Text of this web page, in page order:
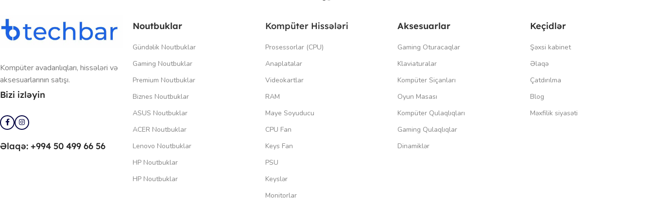
Kompüter avadanlıqları, hissələri və
aksesuarlarının satışı.
Bizi izləyin
Əlaqə: +994 50 499 66 56
Noutbuklar
Gündəlik Noutbuklar
Gaming Noutbuklar
Premium Noutbuklar
Biznes Noutbuklar
ASUS Noutbuklar
ACER Noutbuklar
Lenovo Noutbuklar
HP Noutbuklar
HP Noutbuklar
Kompüter Hissələri
Prosessorlar (CPU)
Anaplatalar
Videokartlar
RAM
Maye Soyuducu
CPU Fan
Keys Fan
PSU
Keyslər
Monitorlar
Aksesuarlar
Gaming Oturacaqlar
Klaviaturalar
Kompüter Siçanları
Oyun Masası
Kompüter Qulaqlıqları
Gaming Qulaqlıqlar
Dinamiklər
Keçidlər
Şəxsi kabinet
Əlaqə
Çatdırılma
Blog
Məxfilik siyasəti